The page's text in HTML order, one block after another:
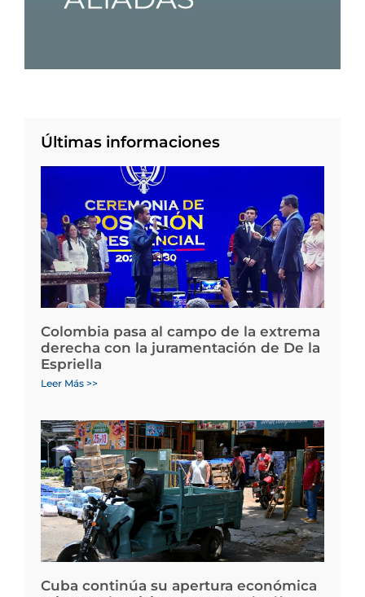
Últimas informaciones
Colombia pasa al campo de la extrema
derecha con la juramentación de De la
Espriella
Leer Más >>
Cuba continúa su apertura económica